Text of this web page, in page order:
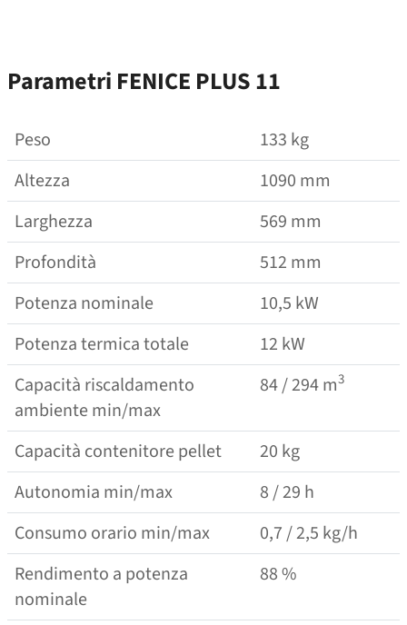
Parametri FENICE PLUS 11
Peso
133 kg
Altezza
1090 mm
Larghezza
569 mm
Profondità
512 mm
Potenza nominale
10,5 kW
Potenza termica totale
12 kW
Capacità riscaldamento
ambiente min/​​​​max
84 / 294 m3
Capacità contenitore pellet
20 kg
Autonomia min/​​​​max
8 / 29 h
Consumo orario min/​​​​max
0,7 / 2,5 kg/​​h
Rendimento a potenza
nominale
88 %